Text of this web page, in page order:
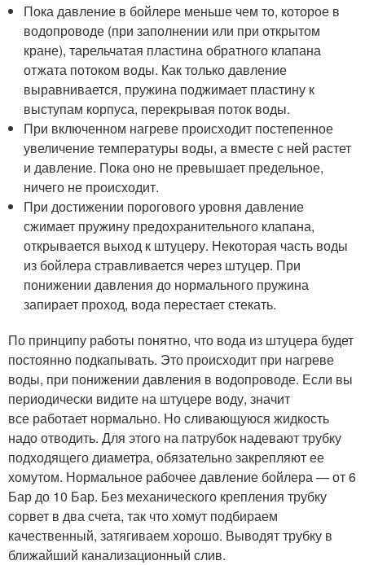
Пока давление в бойлере меньше чем то, которое в
водопроводе (при заполнении или при открытом
кране), тарельчатая пластина обратного клапана
отжата потоком воды. Как только давление
выравнивается, пружина поджимает пластину к
выступам корпуса, перекрывая поток воды.
При включенном нагреве происходит постепенное
увеличение температуры воды, а вместе с ней растет
и давление. Пока оно не превышает предельное,
ничего не происходит.
При достижении порогового уровня давление
сжимает пружину предохранительного клапана,
открывается выход к штуцеру. Некоторая часть воды
из бойлера стравливается через штуцер. При
понижении давления до нормального пружина
запирает проход, вода перестает стекать.
По принципу работы понятно, что вода из штуцера будет
постоянно подкапывать. Это происходит при нагреве
воды, при понижении давления в водопроводе. Если вы
периодически видите на штуцере воду, значит
все работает нормально. Но сливающуюся жидкость
надо отводить. Для этого на патрубок надевают трубку
подходящего диаметра, обязательно закрепляют ее
хомутом. Нормальное рабочее давление бойлера — от 6
Бар до 10 Бар. Без механического крепления трубку
сорвет в два счета, так что хомут подбираем
качественный, затягиваем хорошо. Выводят трубку в
ближайший канализационный слив.